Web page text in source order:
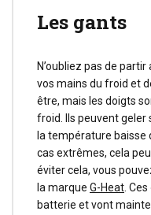
Les gants
N’oubliez pas de
vos mains du froid et
être, mais les doigts
froid. Ils peuvent geler
la température baisse
cas extrêmes, cela
éviter cela, vous
la marque G-Heat .
batterie et vont